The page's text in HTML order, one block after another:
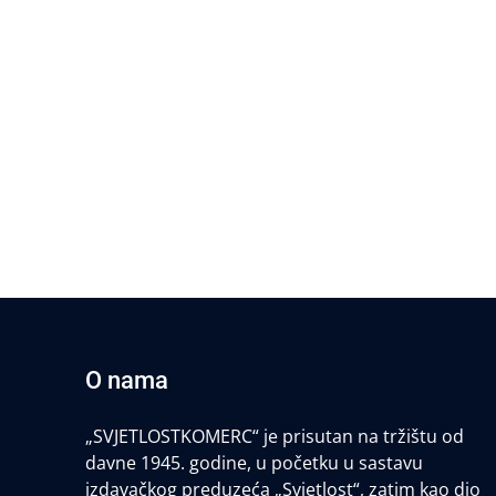
O nama
„SVJETLOSTKOMERC“ je prisutan na tržištu od
davne 1945. godine, u početku u sastavu
izdavačkog preduzeća „Svjetlost“, zatim kao dio